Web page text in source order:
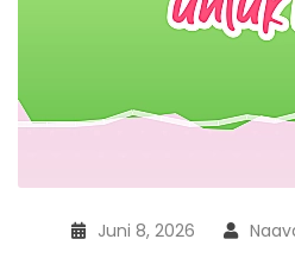
Juni 8, 2026